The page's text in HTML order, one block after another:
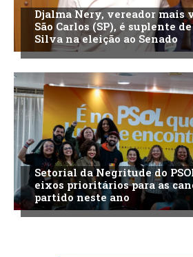
Djalma Nery, vereador mais
São Carlos (SP), é suplente
Silva na eleição ao Senado
Setorial da Negritude do
eixos prioritários para as
partido neste ano